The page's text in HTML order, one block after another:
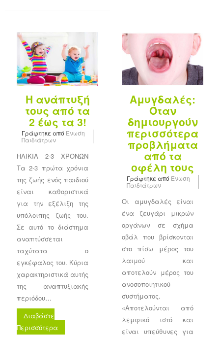
Η ανάπτυξή
τους από τα
2 έως τα 3!
Γράφτηκε από Ένωση
Παιδιάτρων
ΗΛΙΚΙΑ 2-3 ΧΡΟΝΏΝ
Τα 2-3 πρώτα χρόνια
της ζωής ενός παιδιού
είναι καθοριστικά
για την εξέλιξη της
υπόλοιπης ζωής του.
Σε αυτό το διάστημα
αναπτύσσεται
ταχύτατα ο
εγκέφαλος του. Κύρια
χαρακτηριστικά αυτής
της αναπτυξιακής
περιόδου…
Διαβάστε
Περισσότερα
Αμυγδαλές:
Όταν
δημιουργούν
περισσότερα
προβλήματα
από τα
οφέλη τους
Γράφτηκε από Ένωση
Παιδιάτρων
Οι αμυγδαλές είναι
ένα ζευγάρι μικρών
οργάνων σε σχήμα
οβάλ που βρίσκονται
στο πίσω μέρος του
λαιμού και
αποτελούν μέρος του
ανοσοποιητικού
συστήματος.
«Αποτελούνται από
λεμφικό ιστό και
είναι υπεύθυνες για